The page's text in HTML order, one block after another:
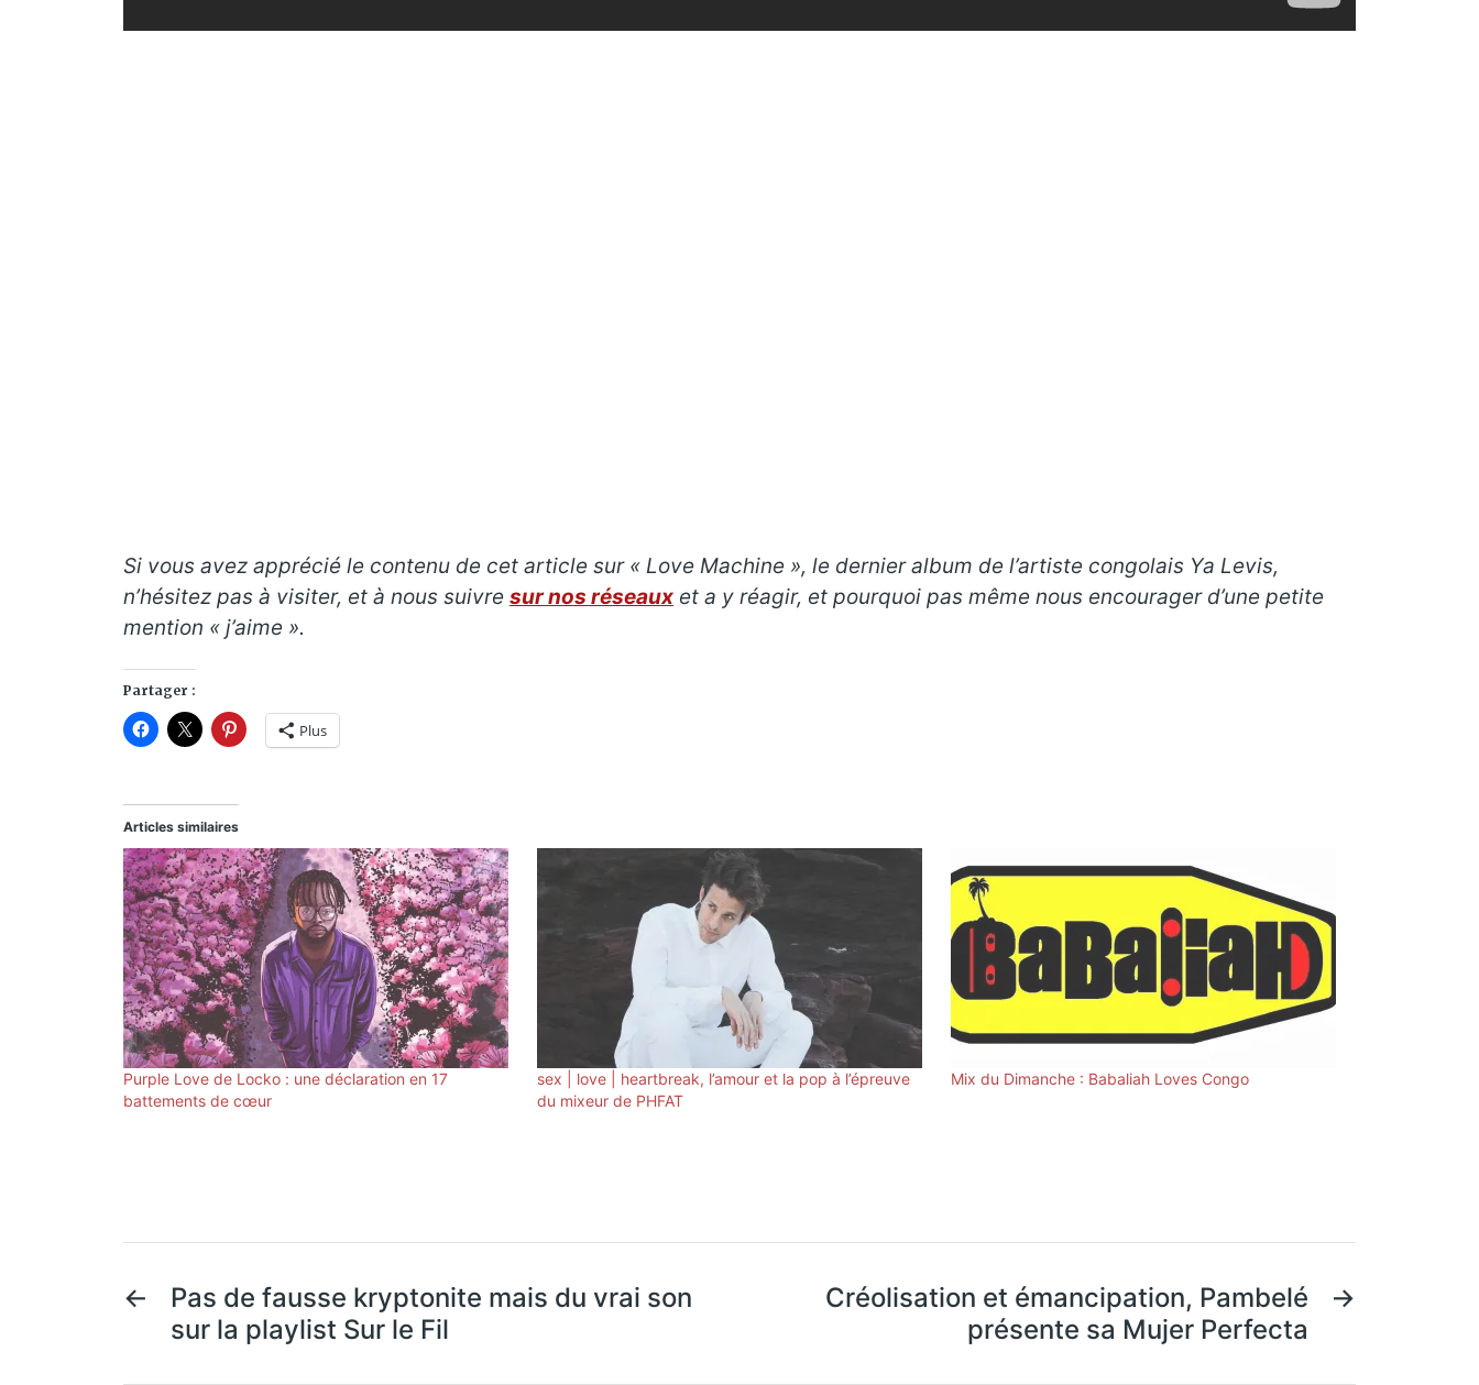
Si vous avez apprécié le contenu de cet article sur « Love Machine », le dernier album de l’artiste congolais Ya Levis,
n’hésitez pas à visiter, et à nous suivre sur nos réseaux et a y réagir, et pourquoi pas même nous encourager d’une petite
mention « j’aime ».
Partager :
Plus
Articles similaires
Purple Love de Locko : une déclaration en 17
battements de cœur
sex | love | heartbreak, l’amour et la pop à l’épreuve
du mixeur de PHFAT
Mix du Dimanche : Babaliah Loves Congo
←
Pas de fausse kryptonite mais du vrai son
sur la playlist Sur le Fil
→
Créolisation et émancipation, Pambelé
présente sa Mujer Perfecta